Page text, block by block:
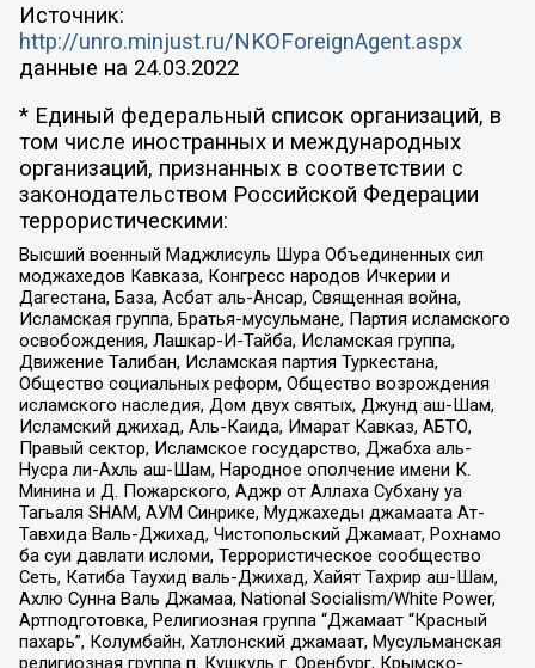
Источник:
http://unro.minjust.ru/NKOForeignAgent.aspx
данные на 24.03.2022
* Единый федеральный список организаций, в
том числе иностранных и международных
организаций, признанных в соответствии с
законодательством Российской Федерации
террористическими:
Высший военный Маджлисуль Шура Объединенных сил
моджахедов Кавказа, Конгресс народов Ичкерии и
Дагестана, База, Асбат аль-Ансар, Священная война,
Исламская группа, Братья-мусульмане, Партия исламского
освобождения, Лашкар-И-Тайба, Исламская группа,
Движение Талибан, Исламская партия Туркестана,
Общество социальных реформ, Общество возрождения
исламского наследия, Дом двух святых, Джунд аш-Шам,
Исламский джихад, Аль-Каида, Имарат Кавказ, АБТО,
Правый сектор, Исламское государство, Джабха аль-
Нусра ли-Ахль аш-Шам, Народное ополчение имени К.
Минина и Д. Пожарского, Аджр от Аллаха Субхану уа
Тагьаля SHAM, АУМ Синрике, Муджахеды джамаата Ат-
Тавхида Валь-Джихад, Чистопольский Джамаат, Рохнамо
ба суи давлати исломи, Террористическое сообщество
Сеть, Катиба Таухид валь-Джихад, Хайят Тахрир аш-Шам,
Ахлю Сунна Валь Джамаа, National Socialism/White Power,
Артподготовка, Религиозная группа “Джамаат “Красный
пахарь”, Колумбайн, Хатлонский джамаат, Мусульманская
религиозная группа п. Кушкуль г. Оренбург, Крымско-